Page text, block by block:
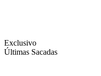
Exclusivo
Últimas Sacadas